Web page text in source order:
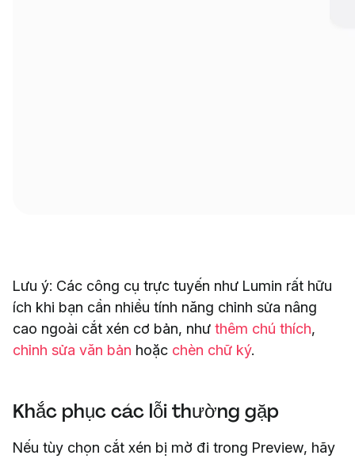
Lưu ý: Các công cụ trực tuyến như Lumin rất hữu
ích khi bạn cần nhiều tính năng chỉnh sửa nâng
cao ngoài cắt xén cơ bản, như thêm chú thích,
chỉnh sửa văn bản hoặc chèn chữ ký.
Khắc phục các lỗi thường gặp
Nếu tùy chọn cắt xén bị mờ đi trong Preview, hãy